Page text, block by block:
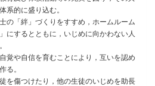
系的に盛り込む。
の「絆」づくりをすすめ，ホームルーム
にするとともに，いじめに向かわない人
覚や自信を育むことにより，互いを認め
る。
を傷つけたり，他の生徒のいじめを助長